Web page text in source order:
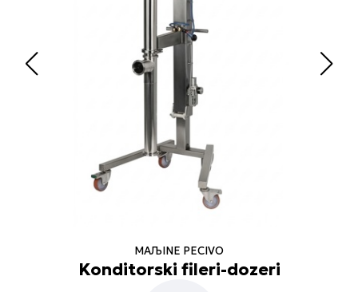
MAЉINE PECIVO
Konditorski fileri-dozeri